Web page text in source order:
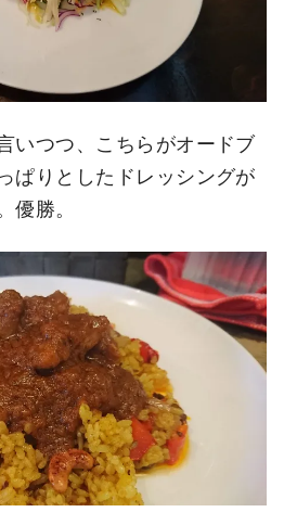
いつつ、こちらがオードブ
ぱりとしたドレッシングが
優勝。